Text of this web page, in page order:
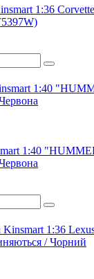
1:36
1:40